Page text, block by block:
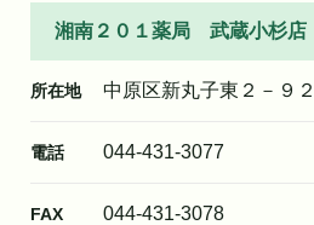
湘南２０１薬局 武蔵小杉店
所在地 中原区新丸子東２－９
電話 044-431-3077
FAX 044-431-3078